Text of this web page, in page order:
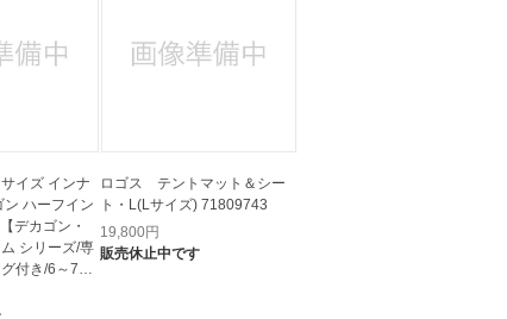
イズ インナ
デカゴン・
シリーズ/専
付き/6～7人
ロゴス テントマット＆シー
ト・L(Lサイズ) 71809743
19,800円
販売休止中です